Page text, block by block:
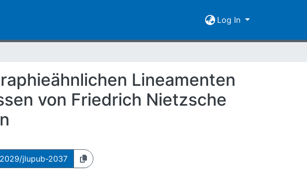
Log In
Lineamenten
von Friedrich Nietzsche
jlupub-2037